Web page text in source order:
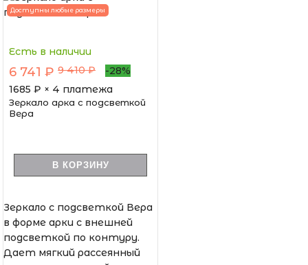
Доступны любые размеры
Есть в наличии
6 741 ₽ 9 410 ₽
-28%
1685 ₽ × 4 платежа
Зеркало арка с подсветкой
Вера
В КОРЗИНУ
Зеркало с подсветкой Вера
в форме арки с внешней
подсветкой по контуру.
Дает мягкий рассеянный